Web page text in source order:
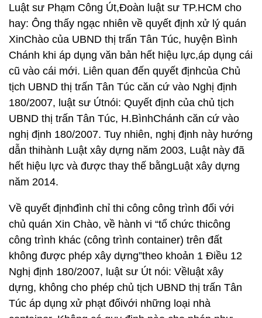
Luật sư Phạm Công Út,Đoàn luật sư TP.HCM cho
hay: Ông thấy ngạc nhiên về quyết định xử lý quán
XinChào của UBND thị trấn Tân Túc, huyện Bình
Chánh khi áp dụng văn bản hết hiệu lực,áp dụng cái
cũ vào cái mới. Liên quan đến quyết địnhcủa Chủ
tịch UBND thị trấn Tân Túc căn cứ vào Nghị định
180/2007, luật sư Útnói: Quyết định của chủ tịch
UBND thị trấn Tân Túc, H.BìnhChánh căn cứ vào
nghị định 180/2007. Tuy nhiên, nghị định này hướng
dẫn thihành Luật xây dựng năm 2003, Luật này đã
hết hiệu lực và được thay thế bằngLuật xây dựng
năm 2014.
Về quyết địnhđình chỉ thi công công trình đối với
chủ quán Xin Chào, về hành vi “tổ chức thicông
công trình khác (công trình container) trên đất
không được phép xây dựng”theo khoản 1 Điều 12
Nghị định 180/2007, luật sư Út nói: Vềluật xây
dựng, không cho phép chủ tịch UBND thị trấn Tân
Túc áp dụng xử phạt đốivới những loại nhà